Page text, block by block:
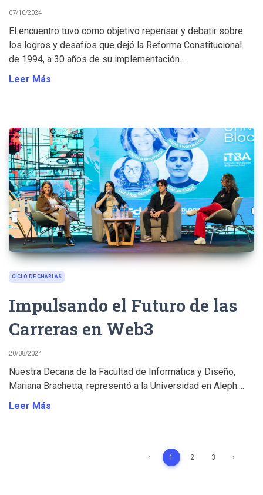
07/10/2024
El encuentro tuvo como objetivo repensar y debatir sobre
los logros y desafíos que dejó la Reforma Constitucional
de 1994, a 30 años de su implementación....
Leer Más
CICLO DE CHARLAS
Impulsando el Futuro de las
Carreras en Web3
20/08/2024
Nuestra Decana de la Facultad de Informática y Diseño,
Mariana Brachetta, representó a la Universidad en Aleph....
Leer Más
‹ 1 2 3 ›